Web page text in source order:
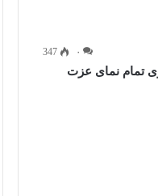
۰ 347
تمام نمای عزت